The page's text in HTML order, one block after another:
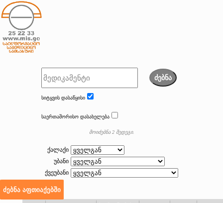
ძებნა
სიტყვის დასაწყისი
საერთაშორისო დასახელება
მოიძებნა 2 შედეგი.
ქალაქი
უბანი
ქვეუბანი